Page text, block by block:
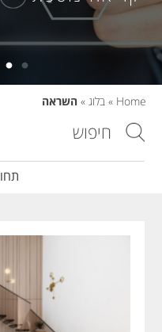
Home
» בלוג » השראה